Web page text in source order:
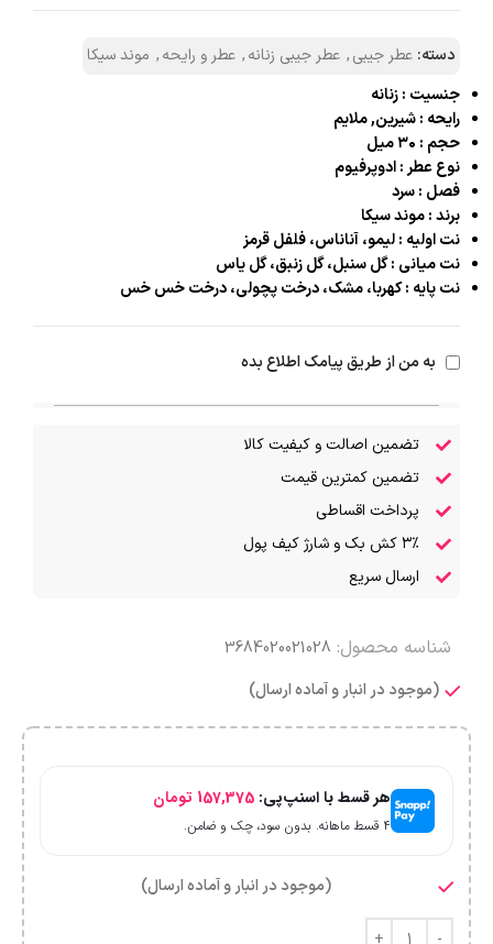
دسته: عطر جیبی, عطر جیبی زنانه, عطر و رایحه, موند سیکا
جنسیت : زنانه
رایحه : شیرین, ملایم
حجم : ۳۰ میل
نوع عطر : ادوپرفیوم
فصل : سرد
برند : موند سیکا
نت اولیه : لیمو، آناناس، فلفل قرمز
نت میانی : گل سنبل، گل زنبق، گل یاس
نت پایه : کهربا، مشک، درخت پچولی، درخت خس خس
به من از طریق پیامک اطلاع بده
تضمین اصالت و کیفیت کالا
تضمین کمترین قیمت
پرداخت اقساطی
۳٪ کش بک و شارژ کیف پول
ارسال سریع
شناسه محصول: 3684020021028
(موجود در انبار و آماده ارسال)
هر قسط با اسنپ‌پی: 157,375 تومان
۴ قسط ماهانه. بدون سود، چک و ضامن.
(موجود در انبار و آماده ارسال)